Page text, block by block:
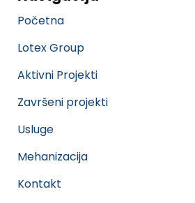
Početna
Lotex Group
Aktivni Projekti
Završeni projekti
Usluge
Mehanizacija
Kontakt